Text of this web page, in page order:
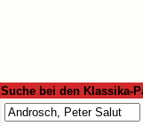
Suche bei den Klassika-